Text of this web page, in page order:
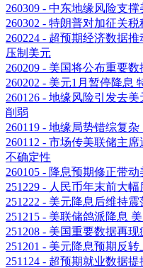
260309 - 中东地缘风险支撑
260302 - 特朗普对加征关
260224 - 超预期经济数据
压制美元
260209 - 美国将公布重要
260202 - 美元1月暂停降息
260126 - 地缘风险引发去
削弱
260119 - 地缘局势错综复
260112 - 市场传美联储主
不确定性
260105 - 降息预期修正带
251229 - 人民币年末前大
251222 - 美元降息后维持
251215 - 美联储鸽派降息
251208 - 美国重要数据再
251201 - 美元降息预期反
251124 - 超预期就业数据